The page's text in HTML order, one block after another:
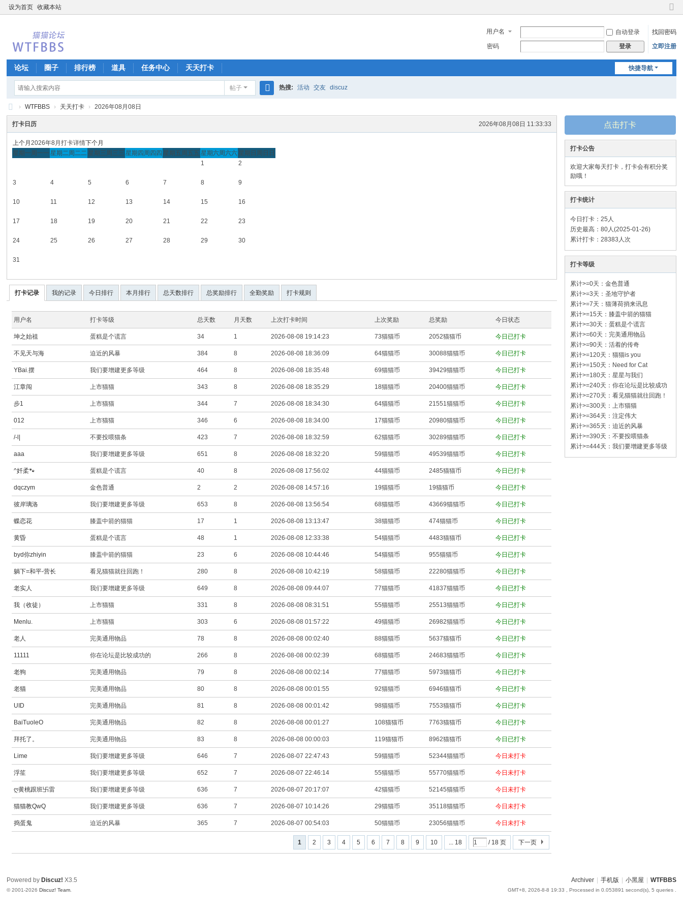
设为首页 收藏本站
切
到
窄
用户名 自动登录
找回密码
密码
登录 立即注册
快捷导航
论坛 圈子 排行榜 道具 任务中心 天天打卡
帖子
索
热搜: 活动 交友 discuz
W
B
› WTFBBS › 天天打卡 › 2026年08月08日
打卡日历 2026年08月08日 11:33:33
上个月2026年8月打卡详情下个月
星期一 周一一 星期二周二二星期三 周三三 星期四 周四 四 星期五 周五五 星期六周六六星期日 周日 日
1
2
3 4 5 6 7 8 9
10 11 12 13 14 15 16
17 18 19 20 21 22 23
24 25 26 27 28 29 30
31
打卡记录 我的记录 今日排行 本月排行 总天数排行 总奖励排行 全勤奖励 打卡规则
用户名 打卡等级 总天数 月天数 上次打卡时间 上次奖励 总奖励 今日状态
坤之始祖 蛋糕是个谎言 34 1 2026-08-08 19:14:23 73猫猫币 2052猫猫币 今日已打卡
不见天与海 迫近的风暴 384 8 2026-08-08 18:36:09 64猫猫币 30088猫猫币 今日已打卡
YBai.摆 我们要增建更多等级 464 8 2026-08-08 18:35:48 69猫猫币 39429猫猫币 今日已打卡
江章闯 上市猫猫 343 8 2026-08-08 18:35:29 18猫猫币 20400猫猫币 今日已打卡
步1 上市猫猫 344 7 2026-08-08 18:34:30 64猫猫币 21551猫猫币 今日已打卡
012 上市猫猫 346 6 2026-08-08 18:34:00 17猫猫币 20980猫猫币 今日已打卡
/-l| 不要投喂猫条 423 7 2026-08-08 18:32:59 62猫猫币 30289猫猫币 今日已打卡
aaa 我们要增建更多等级 651 8 2026-08-08 18:32:20 59猫猫币 49539猫猫币 今日已打卡
^奷柔🐾 蛋糕是个谎言 40 8 2026-08-08 17:56:02 44猫猫币 2485猫猫币 今日已打卡
dqczym 金色普通 2 2 2026-08-08 14:57:16 19猫猫币 19猫猫币 今日已打卡
彼岸璃洛 我们要增建更多等级 653 8 2026-08-08 13:56:54 68猫猫币 43669猫猫币 今日已打卡
蝶恋花 膝盖中箭的猫猫 17 1 2026-08-08 13:13:47 38猫猫币 474猫猫币 今日已打卡
黄昏 蛋糕是个谎言 48 1 2026-08-08 12:33:38 54猫猫币 4483猫猫币 今日已打卡
byd你zhiyin 膝盖中箭的猫猫 23 6 2026-08-08 10:44:46 54猫猫币 955猫猫币 今日已打卡
躺下=和平-营长 看见猫猫就往回跑！ 280 8 2026-08-08 10:42:19 58猫猫币 22280猫猫币 今日已打卡
老实人 我们要增建更多等级 649 8 2026-08-08 09:44:07 77猫猫币 41837猫猫币 今日已打卡
我（收徒） 上市猫猫 331 8 2026-08-08 08:31:51 55猫猫币 25513猫猫币 今日已打卡
Menlu. 上市猫猫 303 6 2026-08-08 01:57:22 49猫猫币 26982猫猫币 今日已打卡
老人 完美通用物品 78 8 2026-08-08 00:02:40 88猫猫币 5637猫猫币 今日已打卡
11111 你在论坛是比较成功的 266 8 2026-08-08 00:02:39 68猫猫币 24683猫猫币 今日已打卡
老狗 完美通用物品 79 8 2026-08-08 00:02:14 77猫猫币 5973猫猫币 今日已打卡
老猫 完美通用物品 80 8 2026-08-08 00:01:55 92猫猫币 6946猫猫币 今日已打卡
UID 完美通用物品 81 8 2026-08-08 00:01:42 98猫猫币 7553猫猫币 今日已打卡
BaiTuoleO 完美通用物品 82 8 2026-08-08 00:01:27 108猫猫币 7763猫猫币 今日已打卡
拜托了。 完美通用物品 83 8 2026-08-08 00:00:03 119猫猫币 8962猫猫币 今日已打卡
Lime 我们要增建更多等级 646 7 2026-08-07 22:47:43 59猫猫币 52344猫猫币 今日未打卡
浮笙 我们要增建更多等级 652 7 2026-08-07 22:46:14 55猫猫币 55770猫猫币 今日未打卡
ღ黄桃跟班卐雷 我们要增建更多等级 636 7 2026-08-07 20:17:07 42猫猫币 52145猫猫币 今日未打卡
猫猫教QwQ 我们要增建更多等级 636 7 2026-08-07 10:14:26 29猫猫币 35118猫猫币 今日未打卡
捣蛋鬼 迫近的风暴 365 7 2026-08-07 00:54:03 50猫猫币 23056猫猫币 今日未打卡
1 2 3 4 5 6 7 8 9 10 ... 18 / 18 页 下一页
点击打卡
打卡公告
欢迎大家每天打卡，打卡会有积分奖
励哦！
打卡统计
今日打卡：25人
历史最高：80人(2025-01-26)
累计打卡：28383人次
打卡等级
累计>=0天：金色普通
累计>=3天：圣地守护者
累计>=7天：猫薄荷捎来讯息
累计>=15天：膝盖中箭的猫猫
累计>=30天：蛋糕是个谎言
累计>=60天：完美通用物品
累计>=90天：活着的传奇
累计>=120天：猫猫is you
累计>=150天：Need for Cat
累计>=180天：星星与我们
累计>=240天：你在论坛是比较成功
的
累计>=270天：看见猫猫就往回跑！
累计>=300天：上市猫猫
累计>=364天：注定伟大
累计>=365天：迫近的风暴
累计>=390天：不要投喂猫条
累计>=444天：我们要增建更多等级
Archiver 手机版 小黑屋 WTFBBS
GMT+8, 2026-8-8 19:33 , Processed in 0.053891 second(s), 5 queries .
Powered by Discuz! X3.5
© 2001-2026Discuz! Team